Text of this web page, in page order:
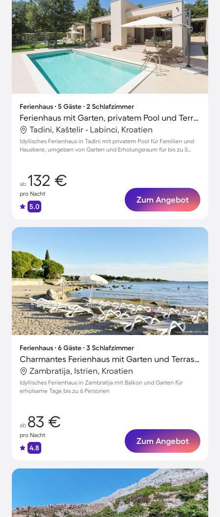
Ferienhaus ∙ 5 Gäste ∙ 2 Schlafzimmer
Ferienhaus mit Garten, privatem Pool und Terrasse
Tadini, Kaštelir - Labinci, Kroatien
Idyllisches Ferienhaus in Tadini mit privatem Pool für Familien und
Haustiere, umgeben von Garten und Erholungsraum für bis zu 5
ab 132 €
pro Nacht
5.0
Zum Angebot
Ferienhaus ∙ 6 Gäste ∙ 3 Schlafzimmer
Charmantes Ferienhaus mit Garten und Terrasse | Strand in der Nähe
Zambratija, Istrien, Kroatien
Idyllisches Ferienhaus in Zambratija mit Balkon und Garten für
erholsame Tage bis zu 6 Personen
ab 83 €
pro Nacht
4.8
Zum Angebot